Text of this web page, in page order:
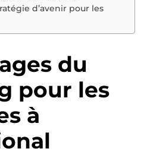
d’avenir pour les
du
pour les
à